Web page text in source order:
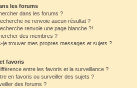
les forums
dans les forums ?
ne renvoie aucun résultat ?
renvoie une page blanche ?!
des membres ?
je trouver mes propres messages et sujets ?
favoris
entre les favoris et la surveillance ?
en favoris ou surveiller des sujets ?
des forums ?